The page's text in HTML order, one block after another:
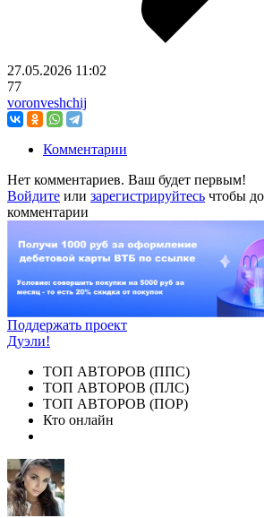
27.05.2026 11:02
77
voronveshchij
Комментарии
Нет комментариев. Ваш будет первым!
Войдите или зарегистрируйтесь чтобы
комментарии
Поддержать проект
Дуэли!
ТОП АВТОРОВ (ППС)
ТОП АВТОРОВ (ПЛС)
ТОП АВТОРОВ (ПОР)
Кто онлайн